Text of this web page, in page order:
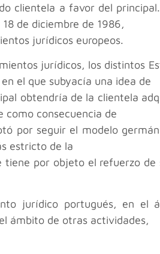
clientela a favor del
de diciembre de 1986,
jurídicos europeos.
jurídicos, los distintos
el que subyacía una idea de
obtendría de la clientela
como consecuencia de
por seguir el modelo
estricto de la
por objeto el refuerzo
jurídico portugués, en
ámbito de otras actividades,